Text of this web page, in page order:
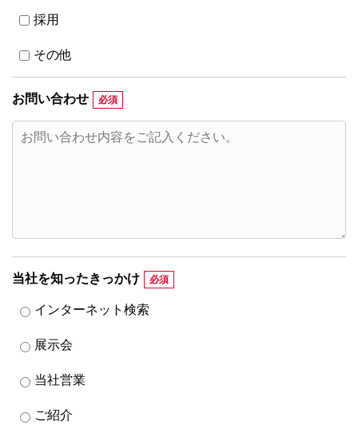
採用
その他
お問い合わせ
当社を知ったきっかけ
インターネット検索
展示会
当社営業
ご紹介